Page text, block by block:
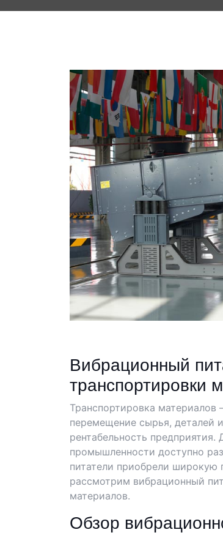
Вибрационный
транспортировки
Транспортировка
перемещение сырья, деталей
рентабельность
промышленности доступно
питатели приобрели широкую
рассмотрим вибрационный
материалов.
Обзор